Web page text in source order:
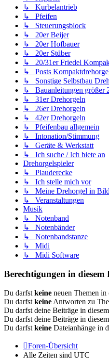
↳ Kurbelantrieb
↳ Pfeifen
↳ Steuerungsblock
↳ 20er Beijer
↳ 20er Hofbauer
↳ 20er Stüber
↳ 20/31er Friedel
↳ Posts
↳ Sonstige Selbstbau
↳ Bauanleitungen größer
↳ 31er Drehorgeln
↳ 26er Drehorgeln
↳ 42er Drehorgeln
↳ Pfeifenbau allgemein
↳ Intonation/Stimmung
↳ Geräte & Werkstatt
↳ Ich suche / Ich biete an
Drehorgelspieler
↳ Plauderecke
↳ Ich stelle mich vor
↳ Meine Drehorgel in
↳ Veranstaltungen
Musik
↳ Notenband
↳ Notenbänder
↳ Notenbandstanze
↳ Midi
↳ Midi Software
Berechtigungen in diesem
Du darfst keine neuen Themen in
Du darfst keine Antworten zu
Du darfst deine Beiträge in
Du darfst deine Beiträge in
Du darfst keine Dateianhänge in
Foren-Übersicht
Alle Zeiten sind UTC